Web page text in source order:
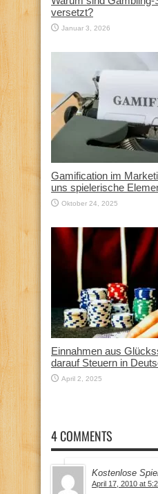
versetzt?
Januar 3, 2026
Gamification im
uns spielerische
Oktober 24, 2025
Einnahmen aus
darauf Steuern in
April 2, 2025
4 COMMENTS
Kostenlose
April 17, 2010 at